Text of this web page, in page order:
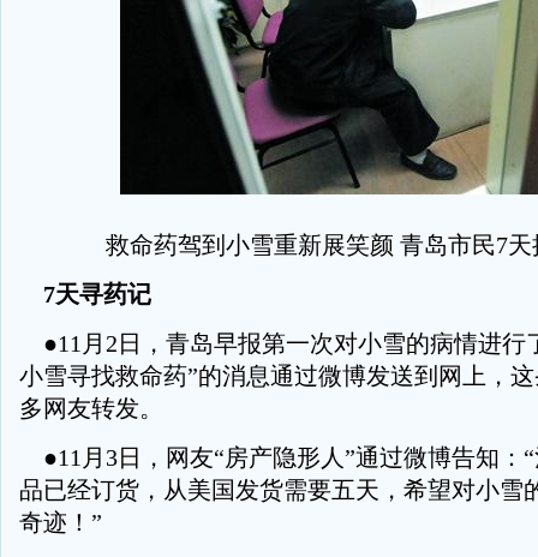
救命药驾到小雪重新展笑颜 青岛市民7
7天寻药记
●11月2日，青岛早报第一次对小雪的病情进行
小雪寻找救命药”的消息通过微博发送到网上，
多网友转发。
●11月3日，网友“房产隐形人”通过微博告知：
品已经订货，从美国发货需要五天，希望对小雪
奇迹！”